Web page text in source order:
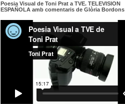
Poesia Visual de Toni Prat a TVE. TELEVISION
ESPAÑOLA amb comentaris de Glòria Bordons